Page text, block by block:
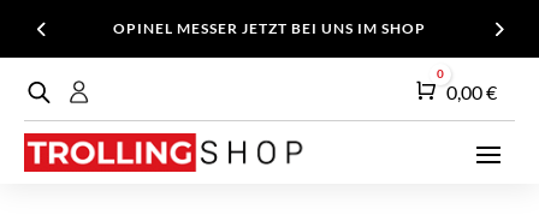
OPINEL MESSER JETZT BEI UNS IM SHOP
Warenkorb
0
0,00€